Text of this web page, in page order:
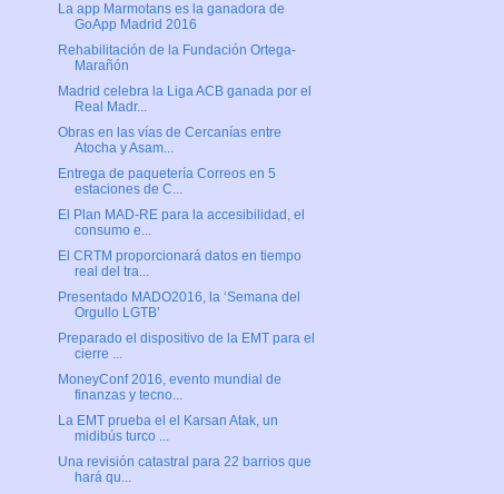
La app Marmotans es la ganadora de
GoApp Madrid 2016
Rehabilitación de la Fundación Ortega-
Marañón
Madrid celebra la Liga ACB ganada por el
Real Madr...
Obras en las vías de Cercanías entre
Atocha y Asam...
Entrega de paquetería Correos en 5
estaciones de C...
El Plan MAD-RE para la accesibilidad, el
consumo e...
El CRTM proporcionará datos en tiempo
real del tra...
Presentado MADO2016, la ‘Semana del
Orgullo LGTB’
Preparado el dispositivo de la EMT para el
cierre ...
MoneyConf 2016, evento mundial de
finanzas y tecno...
La EMT prueba el el Karsan Atak, un
midibús turco ...
Una revisión catastral para 22 barrios que
hará qu...